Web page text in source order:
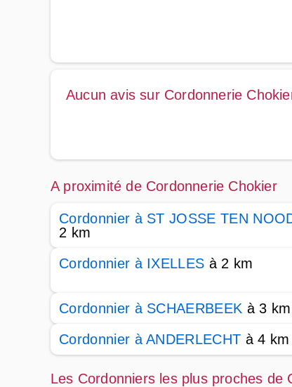
Aucun avis sur Cordonnerie
A proximité de Cordonnerie Chokier
Cordonnier à ST JOSSE TEN
2 km
Cordonnier à IXELLES à 2 km
Cordonnier à SCHAERBEEK à 3 km
Cordonnier à ANDERLECHT à 4 km
Les Cordonniers les plus proches de